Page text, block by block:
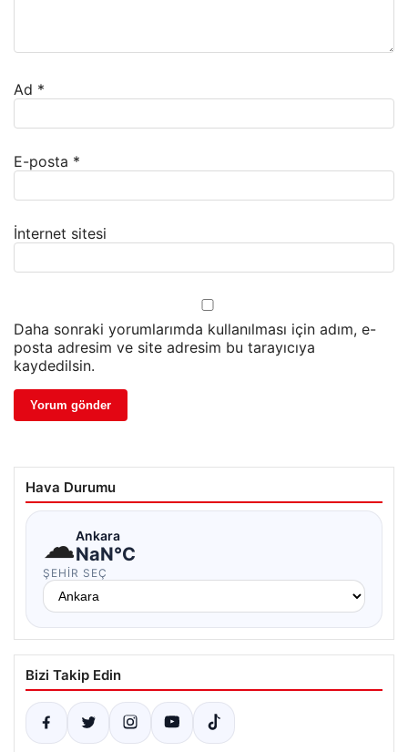
Ad *
E-posta *
İnternet sitesi
Daha sonraki yorumlarımda kullanılması için adım, e-
posta adresim ve site adresim bu tarayıcıya
kaydedilsin.
Hava Durumu
☁Ankara
NaN°C
ŞEHIR SEÇ
Bizi Takip Edin